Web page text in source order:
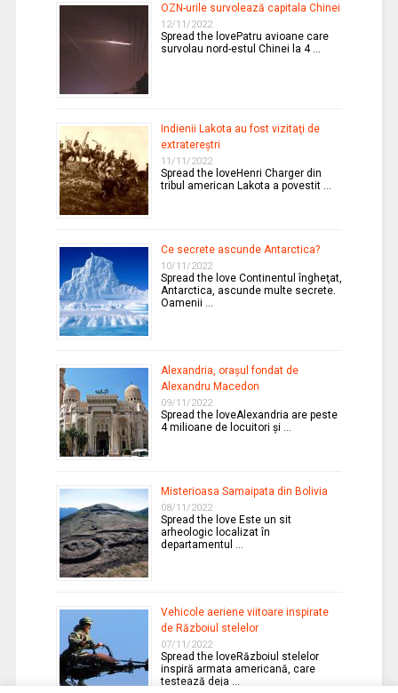
OZN-urile survolează capitala Chinei
12/11/2022
Spread the lovePatru avioane care
survolau nord-estul Chinei la 4 …
Indienii Lakota au fost vizitaţi de
extratereştri
11/11/2022
Spread the loveHenri Charger din
tribul american Lakota a povestit …
Ce secrete ascunde Antarctica?
10/11/2022
Spread the love Continentul îngheţat,
Antarctica, ascunde multe secrete.
Oamenii …
Alexandria, oraşul fondat de
Alexandru Macedon
09/11/2022
Spread the loveAlexandria are peste
4 milioane de locuitori şi …
Misterioasa Samaipata din Bolivia
08/11/2022
Spread the love Este un sit
arheologic localizat în
departamentul …
Vehicole aeriene viitoare inspirate
de Războiul stelelor
07/11/2022
Spread the loveRăzboiul stelelor
inspiră armata americană, care
testează deja …